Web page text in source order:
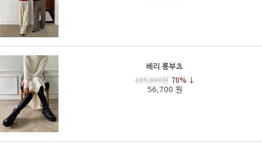
베리 롱부츠
189,000원 70% ↓
56,700 원